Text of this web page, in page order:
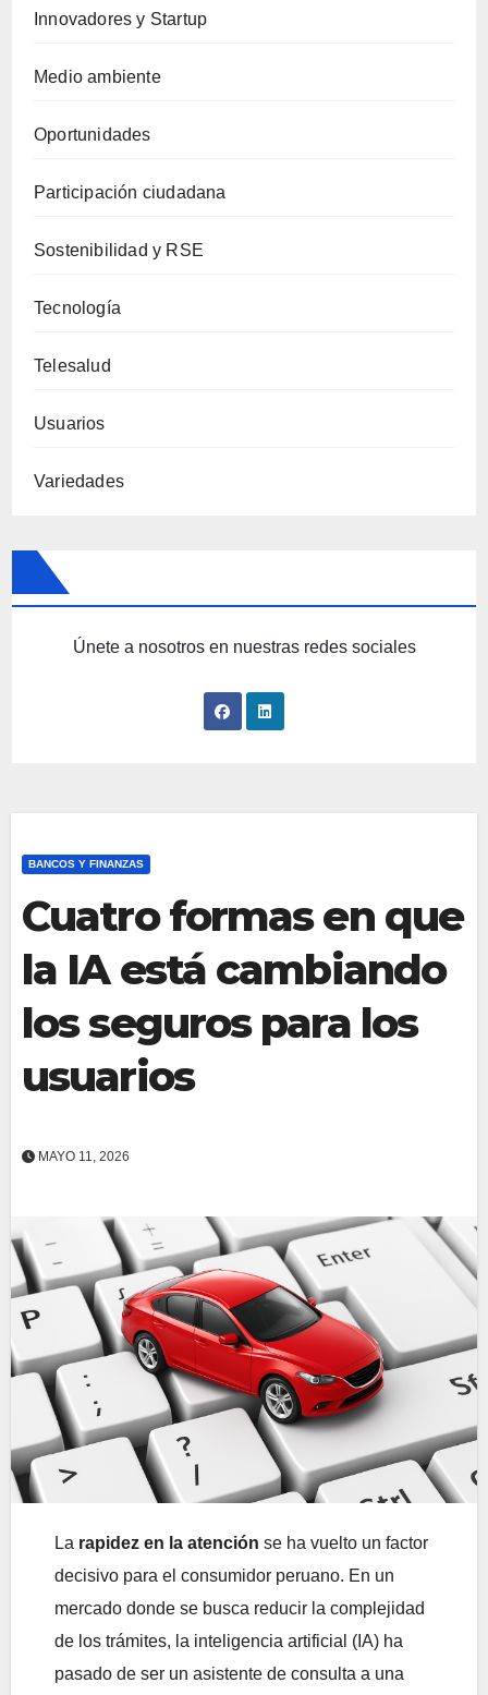
Innovadores y Startup
Medio ambiente
Oportunidades
Participación ciudadana
Sostenibilidad y RSE
Tecnología
Telesalud
Usuarios
Variedades
Únete a nosotros en nuestras redes sociales
BANCOS Y FINANZAS
Cuatro formas en que
la IA está cambiando
los seguros para los
usuarios
MAYO 11, 2026
La rapidez en la atención se ha vuelto un factor
decisivo para el consumidor peruano. En un
mercado donde se busca reducir la complejidad
de los trámites, la inteligencia artificial (IA) ha
pasado de ser un asistente de consulta a una